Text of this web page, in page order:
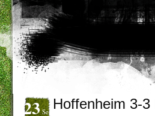
23Set Hoffenheim 3-3